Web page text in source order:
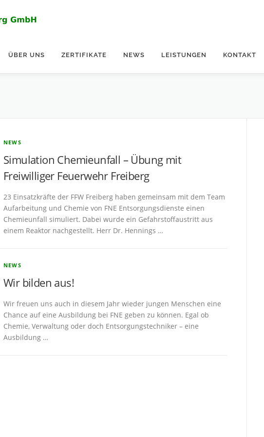
ÜBER UNS ZERTIFIKATE NEWS LEISTUNGEN KONTAKT
NEWS
Simulation Chemieunfall – Übung mit
Freiwilliger Feuerwehr Freiberg
23 Einsatzkräfte der FFW Freiberg haben gemeinsam mit dem Team
Aufarbeitung und Chemie von FNE Entsorgungsdienste einen
Chemieunfall simuliert. Dabei wurde ein Gefahrstoffaustritt aus
einem Reaktor nachgestellt. Herr Dr. Hennings …
NEWS
Wir bilden aus!
Wir freuen uns auch in diesem Jahr wieder jungen Menschen eine
Chance auf eine Ausbildung bei FNE geben zu können. Egal ob
Chemie, Verwaltung oder doch Entsorgungstechniker – eine
Ausbildung …